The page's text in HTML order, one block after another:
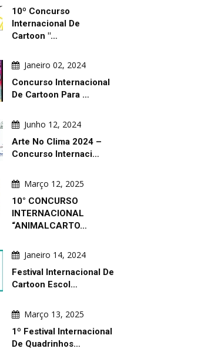
10º Concurso
Internacional De
Cartoon "…
Janeiro 02, 2024
Concurso Internacional
De Cartoon Para …
Junho 12, 2024
Arte No Clima 2024 –
Concurso Internaci…
Março 12, 2025
10° CONCURSO
INTERNACIONAL
“ANIMALCARTO…
Janeiro 14, 2024
Festival Internacional De
Cartoon Escol…
Março 13, 2025
1º Festival Internacional
De Quadrinhos…